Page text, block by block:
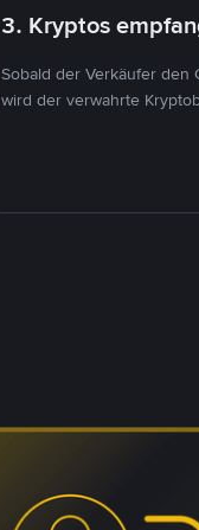
3. Kryptos
Sobald der Verkäufer den
wird der verwahrte